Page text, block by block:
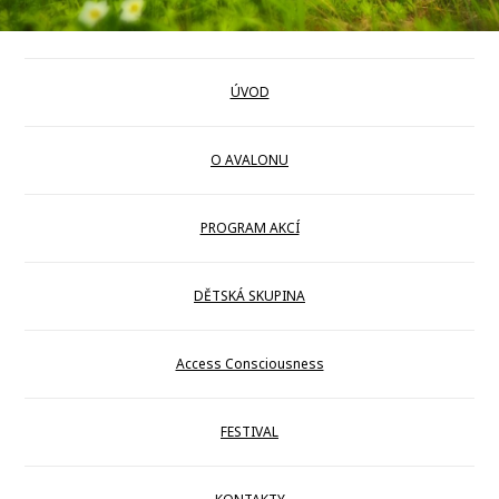
ÚVOD
O AVALONU
PROGRAM AKCÍ
DĚTSKÁ SKUPINA
Access Consciousness
FESTIVAL